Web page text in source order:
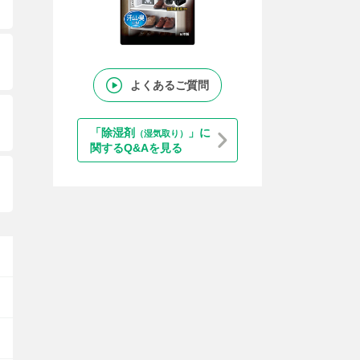
よくあるご質問
「除湿剤 （湿気取り）
」に
関するQ&Aを見る